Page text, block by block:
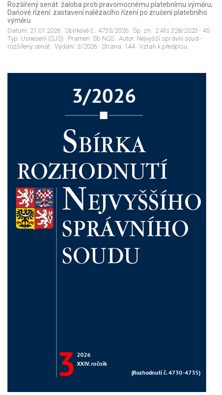
Rozšířený senát: žaloba proti pravomocnému platebnímu výměru;
Daňové řízení: zastavení nalézacího řízení po zrušení platebního
výměru
Datum: 21.01.2026 · Sbírkové č.: 4735/2026 · Sp. zn.: 2 Afs 328/2023 - 45 ·
Typ: Usnesení (SJS) · Pramen: Sb.NSS · Autor: Nejvyšší správní soud -
rozšířený senát · Vydání: 3/2026 · Strana: 144· Vztah k předpisu: